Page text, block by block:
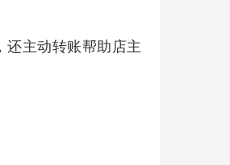
主动转账帮助店主